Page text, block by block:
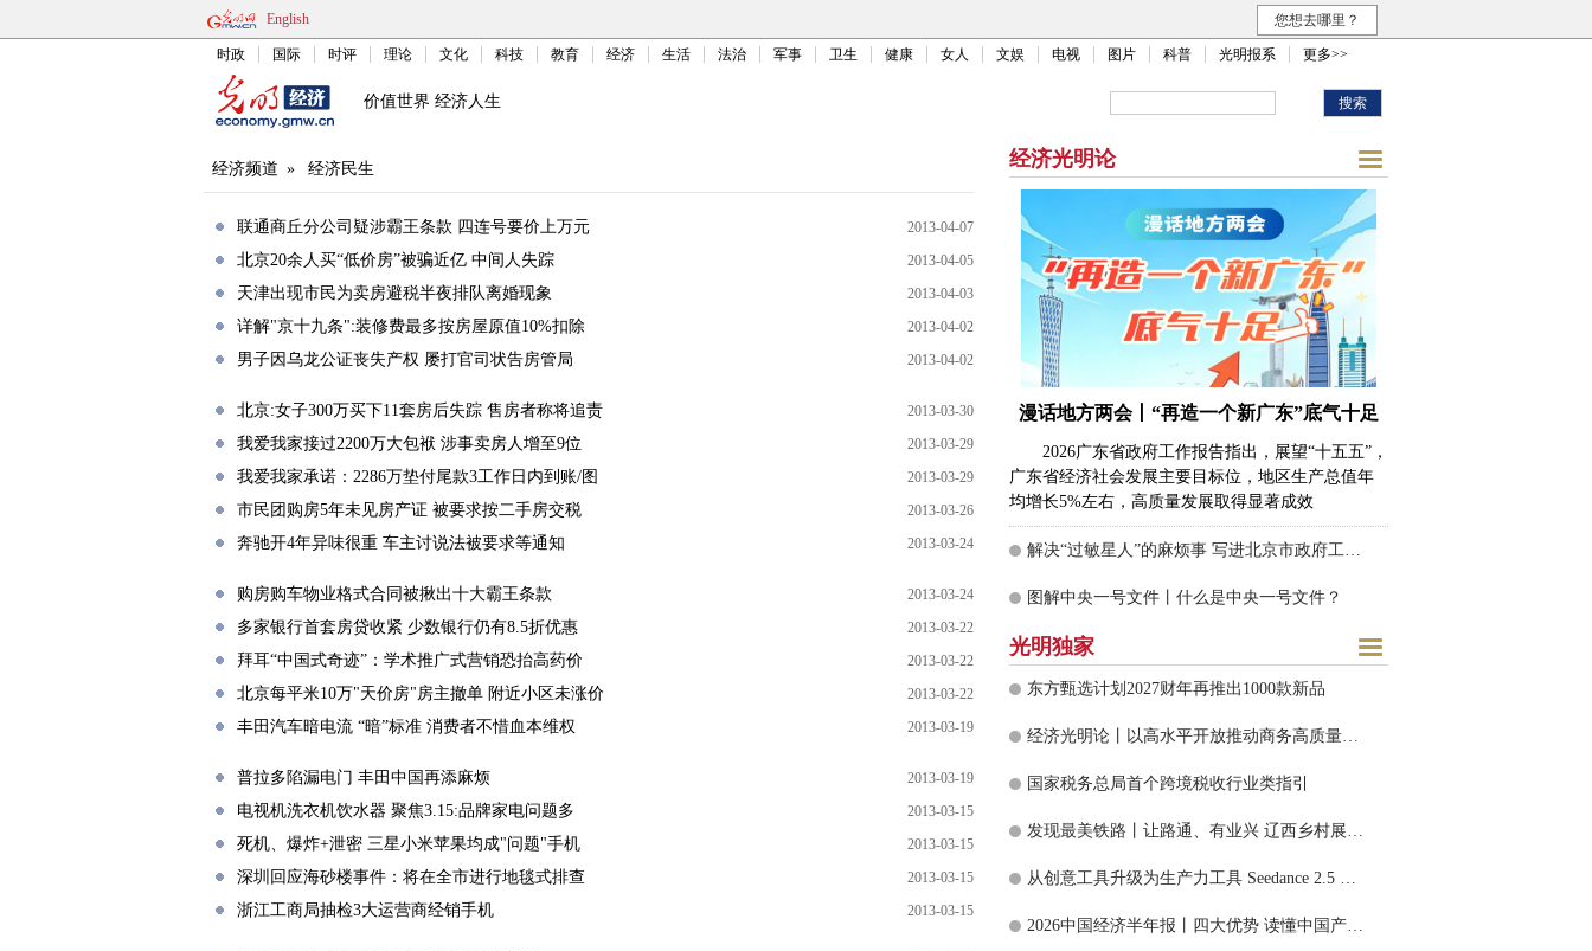
English 您想去哪里？
时政 国际 时评 理论 文化 科技 教育 经济 生活 法治 军事 卫生 健康 女人 文娱 电视 图片 科普 光明报系 更多>>
价值世界 经济人生
经济频道 » 经济民生
联通商丘分公司疑涉霸王条款 四连号要价上万元 2013-04-07
北京20余人买“低价房”被骗近亿 中间人失踪 2013-04-05
天津出现市民为卖房避税半夜排队离婚现象 2013-04-03
详解"京十九条":装修费最多按房屋原值10%扣除 2013-04-02
男子因乌龙公证丧失产权 屡打官司状告房管局 2013-04-02
北京:女子300万买下11套房后失踪 售房者称将追责 2013-03-30
我爱我家接过2200万大包袱 涉事卖房人增至9位 2013-03-29
我爱我家承诺：2286万垫付尾款3工作日内到账/图 2013-03-29
市民团购房5年未见房产证 被要求按二手房交税 2013-03-26
奔驰开4年异味很重 车主讨说法被要求等通知 2013-03-24
购房购车物业格式合同被揪出十大霸王条款 2013-03-24
多家银行首套房贷收紧 少数银行仍有8.5折优惠 2013-03-22
拜耳“中国式奇迹”：学术推广式营销恐抬高药价 2013-03-22
北京每平米10万"天价房"房主撤单 附近小区未涨价 2013-03-22
丰田汽车暗电流 “暗”标准 消费者不惜血本维权 2013-03-19
普拉多陷漏电门 丰田中国再添麻烦 2013-03-19
电视机洗衣机饮水器 聚焦3.15:品牌家电问题多 2013-03-15
死机、爆炸+泄密 三星小米苹果均成"问题"手机 2013-03-15
深圳回应海砂楼事件：将在全市进行地毯式排查 2013-03-15
浙江工商局抽检3大运营商经销手机 2013-03-15
经济光明论
漫话地方两会丨“再造一个新广东”底气十足
2026广东省政府工作报告指出，展望“十五五”，
广东省经济社会发展主要目标位，地区生产总值年
均增长5%左右，高质量发展取得显著成效
解决“过敏星人”的麻烦事 写进北京市政府工作报告
图解中央一号文件丨什么是中央一号文件？
光明独家
东方甄选计划2027财年再推出1000款新品
经济光明论丨以高水平开放推动商务高质量发展
国家税务总局首个跨境税收行业类指引
发现最美铁路丨让路通、有业兴 辽西乡村展新颜
从创意工具升级为生产力工具 Seedance 2.5 正式上线
2026中国经济半年报丨四大优势 读懂中国产业凭什么“能”